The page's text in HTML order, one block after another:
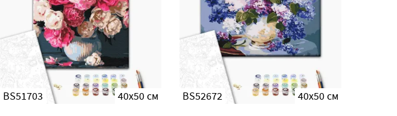
BS51703 40x50 см BS52672 40x50 см